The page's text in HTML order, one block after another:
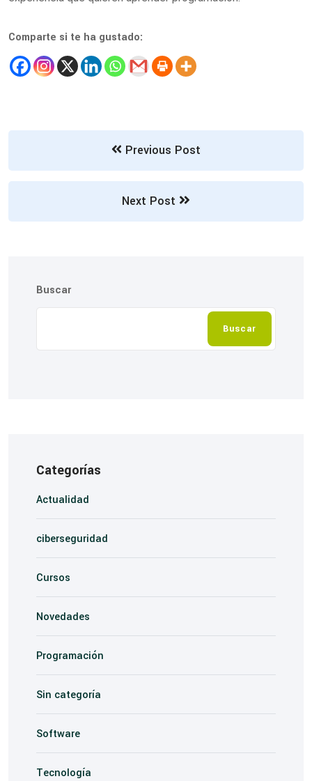
Comparte si te ha gustado:
Previous Post
Next Post
Buscar
Buscar
Categorías
Actualidad
ciberseguridad
Cursos
Novedades
Programación
Sin categoría
Software
Tecnología